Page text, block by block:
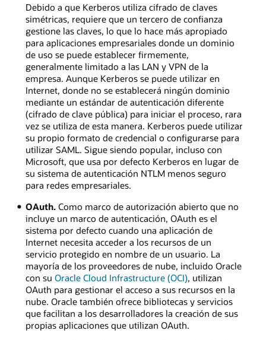
Debido a que Kerberos utiliza cifrado de claves
simétricas, requiere que un tercero de confianza
gestione las claves, lo que lo hace más apropiado
para aplicaciones empresariales donde un dominio
de uso se puede establecer firmemente,
generalmente limitado a las LAN y VPN de la
empresa. Aunque Kerberos se puede utilizar en
Internet, donde no se establecerá ningún dominio
mediante un estándar de autenticación diferente
(cifrado de clave pública) para iniciar el proceso, rara
vez se utiliza de esta manera. Kerberos puede utilizar
su propio formato de credencial o configurarse para
utilizar SAML. Sigue siendo popular, incluso con
Microsoft, que usa por defecto Kerberos en lugar de
su sistema de autenticación NTLM menos seguro
para redes empresariales.
OAuth.Como marco de autorización abierto que no
incluye un marco de autenticación, OAuth es el
sistema por defecto cuando una aplicación de
Internet necesita acceder a los recursos de un
servicio protegido en nombre de un usuario. La
mayoría de los proveedores de nube, incluido Oracle
con su Oracle Cloud Infrastructure (OCI), utilizan
OAuth para gestionar el acceso a sus recursos en la
nube. Oracle también ofrece bibliotecas y servicios
que facilitan a los desarrolladores la creación de sus
propias aplicaciones que utilizan OAuth.